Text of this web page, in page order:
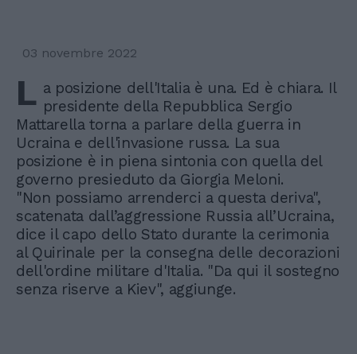
03 novembre 2022
L a posizione dell'Italia è una. Ed è chiara. Il
presidente della Repubblica Sergio
Mattarella torna a parlare della guerra in
Ucraina e dell'invasione russa. La sua
posizione è in piena sintonia con quella del
governo presieduto da Giorgia Meloni.
"Non possiamo arrenderci a questa deriva",
scatenata dall’aggressione Russia all’Ucraina,
dice il capo dello Stato durante la cerimonia
al Quirinale per la consegna delle decorazioni
dell'ordine militare d'Italia. "Da qui il sostegno
senza riserve a Kiev", aggiunge.